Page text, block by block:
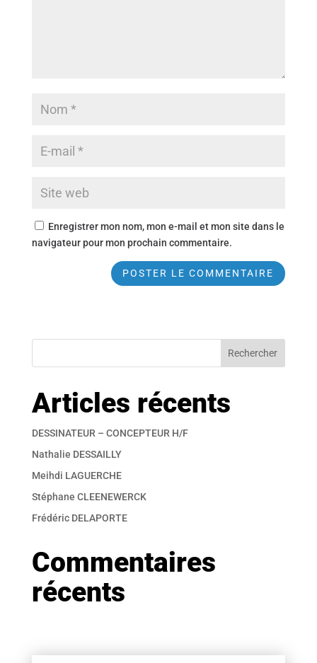
Enregistrer mon nom, mon e-mail et mon site dans le
navigateur pour mon prochain commentaire.
Articles récents
DESSINATEUR – CONCEPTEUR H/F
Nathalie DESSAILLY
Meihdi LAGUERCHE
Stéphane CLEENEWERCK
Frédéric DELAPORTE
Commentaires
récents